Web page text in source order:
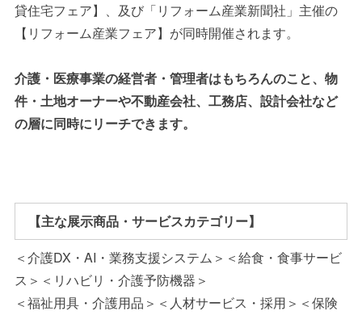
貸住宅フェア】、及び「リフォーム産業新聞社」主催の
【リフォーム産業フェア】が同時開催されます。
介護・医療事業の経営者・管理者はもちろんのこと、物
件・土地オーナーや不動産会社、工務店、設計会社など
の層に同時にリーチできます。
【主な展示商品・サービスカテゴリー】
＜介護DX・AI・業務支援システム＞＜給食・食事サービ
ス＞＜リハビリ・介護予防機器＞
＜福祉用具・介護用品＞＜人材サービス・採用＞＜保険